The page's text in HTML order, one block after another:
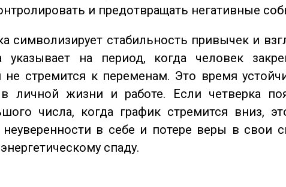
и предотвращать негативные
символизирует стабильность привычек и
указывает на период, когда человек
не стремится к переменам. Это время
личной жизни и работе. Если четверка
числа, когда график стремится вниз,
неуверенности в себе и потере веры в свои
спаду.